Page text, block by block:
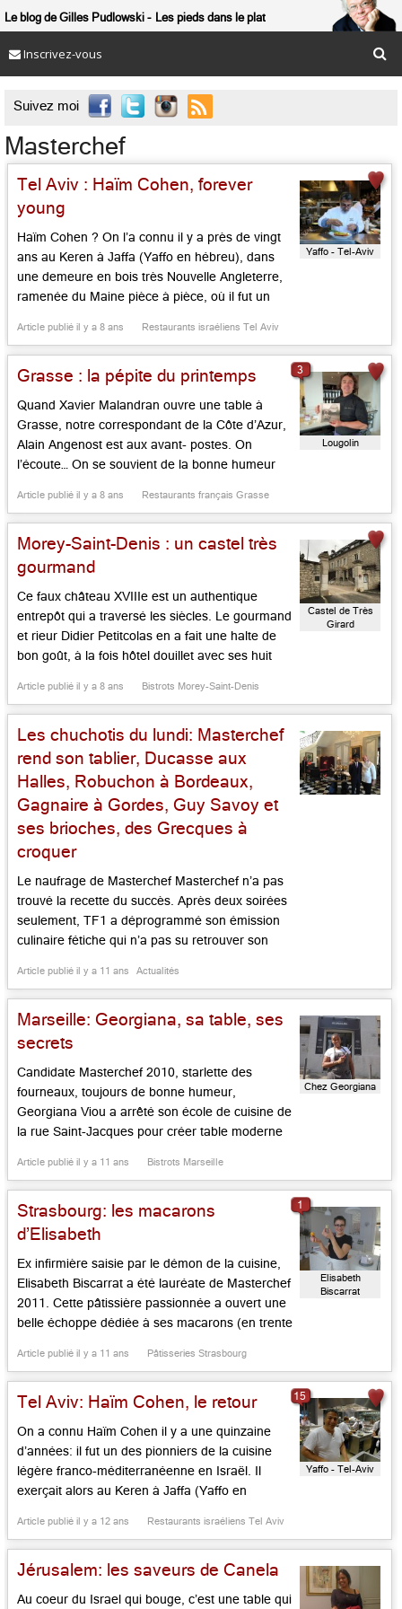
Le blog de Gilles Pudlowski Les pieds dans le plat
Inscrivez-vous
Suivez moi 
Masterchef
Tel Aviv : Haïm Cohen, forever
young
Haïm Cohen ? On l’a connu il y a près de vingt
ans au Keren à Jaffa (Yaffo en hébreu), dans
une demeure en bois très Nouvelle Angleterre,
ramenée du Maine pièce à pièce, où il fut un
méditerranéenne en Israël. Cet ancien stagiaire
de Guy Savoy et Michel Rostang, […]...
Article publié il y a 8 ans Restaurants israéliens Tel Aviv
Yaffo - Tel-Aviv
Grasse : la pépite du printemps
Quand Xavier Malandran ouvre une table à
Grasse, notre correspondant de la Côte d’Azur,
Alain Angenost est aux avant- postes. On
l’écoute… On se souvient de la bonne humeur
Après une malencontreuse première installation
à Saint-Jean-Cap-Ferrat, Xavier Malendran
laisse ses malheurs derrière lui, réalisant enfin
son rêve: racheter […]...
Article publié il y a 8 ans Restaurants français Grasse
Lougolin
3
Morey-Saint-Denis : un castel très
gourmand
Ce faux château XVIIIe est un authentique
entrepôt qui a traversé les siècles. Le gourmand
et rieur Didier Petitcolas en a fait une halte de
bon goût, à la fois hôtel douillet avec ses huit
boutique de produits régionaux, sa piscine, sa
terrasse, sa table accorte. Les vignes sont aux
[…]...
Article publié il y a 8 ans Bistrots Morey-Saint-Denis
Castel de Très
Girard
Les chuchotis du lundi: Masterchef
rend son tablier, Ducasse aux
Halles, Robuchon à Bordeaux,
Gagnaire à Gordes, Guy Savoy et
ses brioches, des Grecques à
croquer
Le naufrage de Masterchef Masterchef n’a pas
trouvé la recette du succès. Après deux soirées
seulement, TF1 a déprogrammé son émission
culinaire fétiche qui n’a pas su retrouver son
sinistre industriel« , explique-t-on coulisses. Car
six épisodes devaient encore passer. Ils seront
proposés le jeudi en première partie […]...
Article publié il y a 11 ans Actualités
Marseille: Georgiana, sa table, ses
secrets
Candidate Masterchef 2010, starlette des
fourneaux, toujours de bonne humeur,
Georgiana Viou a arrêté son école de cuisine de
la rue Saint-Jacques pour créer table moderne
contemporain, la cuisine visible sous baie vitrée,
les tables jouent volontiers le rapprochement
entre gourmands/gourmands et les mets
colorés et parfumés […]...
Article publié il y a 11 ans Bistrots Marseille
Chez Georgiana
Strasbourg: les macarons
d’Elisabeth
Ex infirmière saisie par le démon de la cuisine,
Elisabeth Biscarrat a été lauréate de Masterchef
2011. Cette pâtissière passionnée a ouvert une
belle échoppe dédiée à ses macarons (en trente
beurre salé à tomber par terre) et autres belles
idées du moment comme ces « petits […]...
Article publié il y a 11 ans Pâtisseries Strasbourg
Elisabeth
Biscarrat
1
Tel Aviv: Haïm Cohen, le retour
On a connu Haïm Cohen il y a une quinzaine
d’années: il fut un des pionniers de la cuisine
légère franco-méditerranéenne en Israël. Il
exerçait alors au Keren à Jaffa (Yaffo en
Nouvelle Angleterre, ramenée du Maine pièce à
pièce. Cet ancien stagiaire de Guy Savoy et
Michel […]...
Article publié il y a 12 ans Restaurants israéliens Tel Aviv
Yaffo - Tel-Aviv
15
Jérusalem: les saveurs de Canela
Au coeur du Israel qui bouge, c’est une table qui